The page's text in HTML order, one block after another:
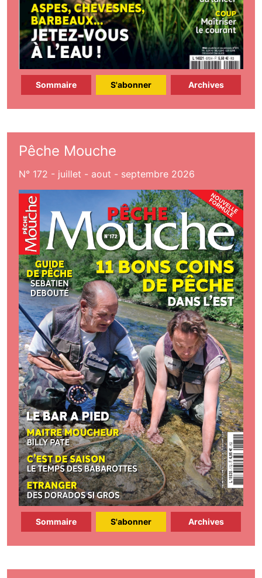
Sommaire S'abonner Archives
Pêche Mouche
N° 172 - juillet - aout - septembre 2026
Sommaire S'abonner Archives